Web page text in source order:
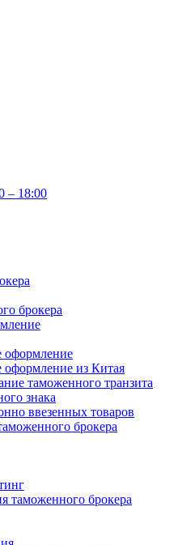
– 18:00
брокера
оформление
из Китая
таможенного транзита
знака
ввезенных товаров
брокера
таможенного брокера